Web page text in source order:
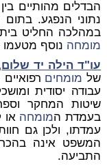
הבדלים מהותיים
נתוני הנפגע. בתום
במהלכה החליט בית
מומחה נוסף מטעמו
עו"ד הילה יד שלום
של מומחים
עבודה יסודית
שיטות המחקר
בעמדת המומחה
עמדתו, ולכן גם
המשפט אינה
התביעה.